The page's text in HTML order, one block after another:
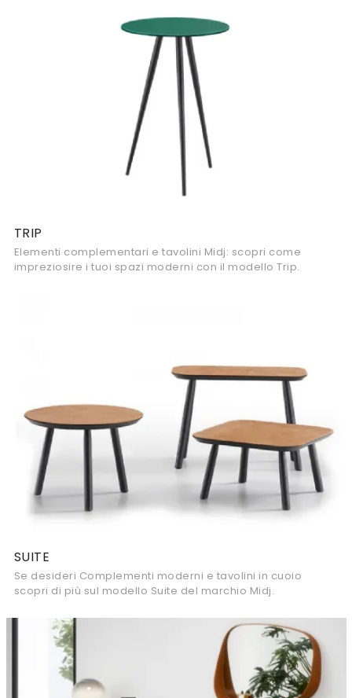
TRIP
Elementi complementari e tavolini Midj: scopri come
impreziosire i tuoi spazi moderni con il modello Trip.
SUITE
Se desideri Complementi moderni e tavolini in cuoio
scopri di più sul modello Suite del marchio Midj.